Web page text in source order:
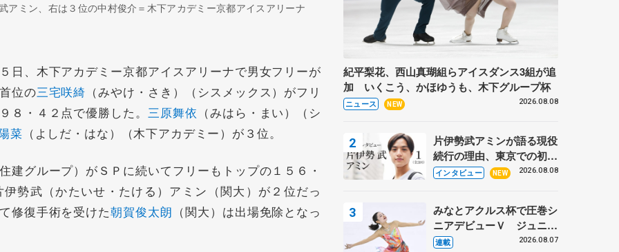
ミン、右は３位の中村俊介＝木下アカデミー京都アイスアリーナ
、木下アカデミー京都アイスアリーナで男女フリーが
位の三宅咲綺 （みやけ・さき）（シスメックス）がフリ
８・４２点で優勝した。三原舞依 （みはら・まい）（シ
菜 （よしだ・はな）（木下アカデミー）が３位。
建グループ）がＳＰに続いてフリーもトップの１５６・
勢武（かたいせ・たける）アミン（関大）が２位だっ
修復手術を受けた朝賀俊太朗 （関大）は出場免除となっ
紀平梨花、西山真瑚組らアイスダンス3組が追
加 いくこう、かほゆうも、木下グループ杯
ニュース NEW 2026.08.08
片伊勢武アミンが語る現役
続行の理由、東京での初め
ての一人暮らし 注目スケ
インタビュー NEW 2026.08.08
みなとアクルス杯で圧巻シ
ニアデビューＶ ジュニア
で４シーズン無敗の島田麻
連載 2026.08.07